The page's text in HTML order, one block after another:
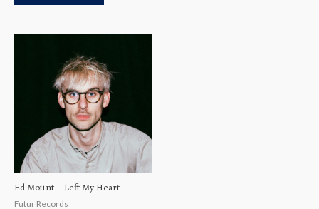
Ed Mount – Left My Heart
Futur Records